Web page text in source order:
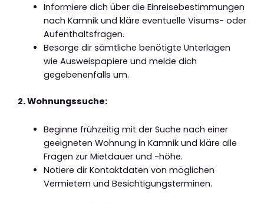
Informiere dich über die Einreisebestimmungen
nach Kamnik und kläre eventuelle Visums- oder
Aufenthaltsfragen.
Besorge dir sämtliche benötigte Unterlagen
wie Ausweispapiere und melde dich
gegebenenfalls um.
2. Wohnungssuche:
Beginne frühzeitig mit der Suche nach einer
geeigneten Wohnung in Kamnik und kläre alle
Fragen zur Mietdauer und -höhe.
Notiere dir Kontaktdaten von möglichen
Vermietern und Besichtigungsterminen.